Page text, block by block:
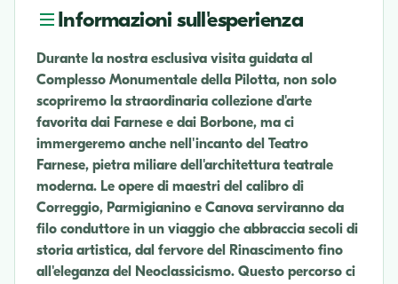
Informazioni sull'esperienza
Durante la nostra esclusiva visita guidata al
Complesso Monumentale della Pilotta, non solo
scopriremo la straordinaria collezione d'arte
favorita dai Farnese e dai Borbone, ma ci
immergeremo anche nell'incanto del Teatro
Farnese, pietra miliare dell'architettura teatrale
moderna. Le opere di maestri del calibro di
Correggio, Parmigianino e Canova serviranno da
filo conduttore in un viaggio che abbraccia secoli di
storia artistica, dal fervore del Rinascimento fino
all'eleganza del Neoclassicismo. Questo percorso ci